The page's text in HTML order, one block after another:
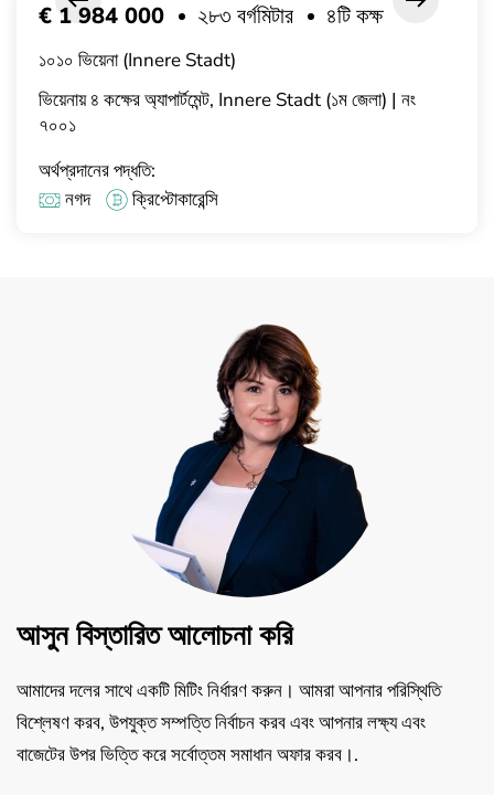
ভিয়েনায় ৪ কক্ষের অ্যাপার্টমেন্ট, Innere Stadt (১ম জেলা) | নং
৭০০১
€ 1 984 000 ২৮৩ বর্গমিটার ৪টি কক্ষ
১০১০ ভিয়েনা (Innere Stadt)
অর্থপ্রদানের পদ্ধতি:
নগদ
ক্রিপ্টোকারেন্সি
আসুন বিস্তারিত আলোচনা করি
আমাদের দলের সাথে একটি মিটিং নির্ধারণ করুন। আমরা আপনার পরিস্থিতি
বিশ্লেষণ করব, উপযুক্ত সম্পত্তি নির্বাচন করব এবং আপনার লক্ষ্য এবং
বাজেটের উপর ভিত্তি করে সর্বোত্তম সমাধান অফার করব।.